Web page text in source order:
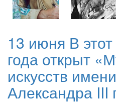
13 июня В
года открыт
искусств
Александра III